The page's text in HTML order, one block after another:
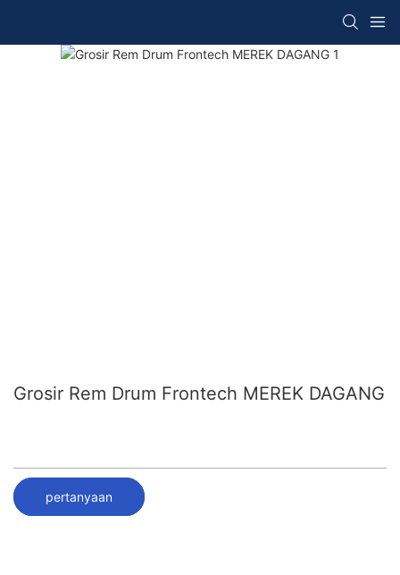
Grosir Rem Drum Frontech MEREK DAGANG
pertanyaan